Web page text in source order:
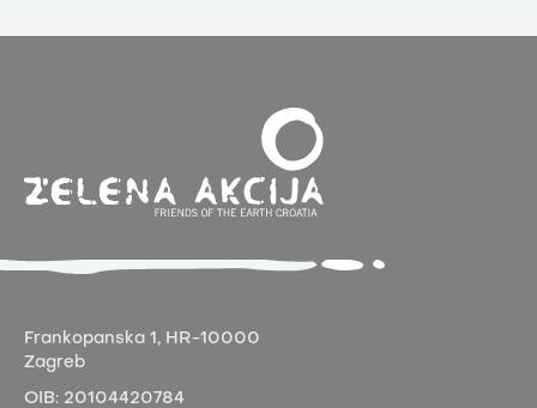
Frankopanska 1, HR-10000
Zagreb
OIB: 20104420784